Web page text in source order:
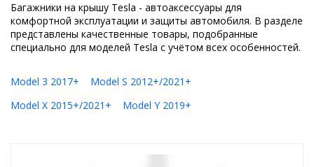
Багажники на крышу Tesla - автоаксессуары для
комфортной эксплуатации и защиты автомобиля. В разделе
представлены качественные товары, подобранные
специально для моделей Tesla с учётом всех особенностей.
Model 3 2017+
Model S 2012+/2021+
Model X 2015+/2021+
Model Y 2019+